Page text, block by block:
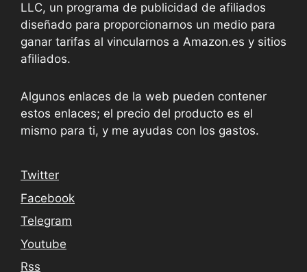
LLC, un programa de publicidad de afiliados
diseñado para proporcionarnos un medio para
ganar tarifas al vincularnos a Amazon.es y sitios
afiliados.
Algunos enlaces de la web pueden contener
estos enlaces; el precio del producto es el
mismo para ti, y me ayudas con los gastos.
Twitter
Facebook
Telegram
Youtube
Rss